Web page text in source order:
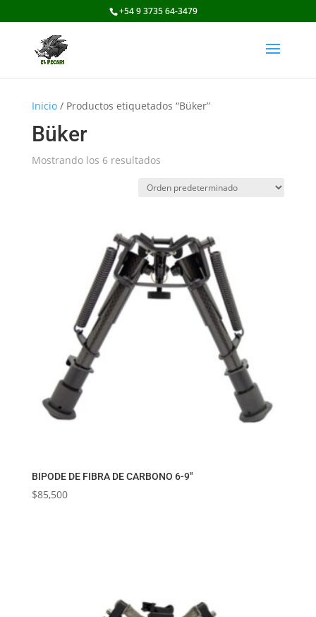
+54 9 3735 64-3479
Inicio/ Productos etiquetados “Büker”
Büker
Mostrando los 6 resultados
BIPODE DE FIBRA DE CARBONO 6-9″
$85,500